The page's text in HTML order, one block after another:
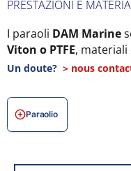
PRESTAZIONI E
I paraoli DAM Marine
Viton o PTFE,
resistenza a oli,
APPLICAZIONI PRINCIPALI
Ideali per
Un doute? > nous
Paraolio